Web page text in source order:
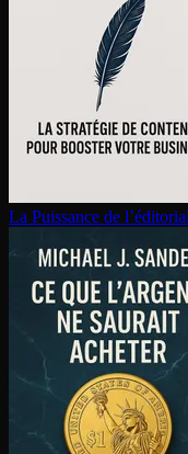
La Puissance de l’éditorial